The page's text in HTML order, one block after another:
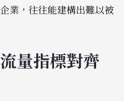
業，往往能建構出難以被
量指標對齊